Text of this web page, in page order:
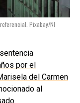
Pixabay/NI
por el
del Carmen
al